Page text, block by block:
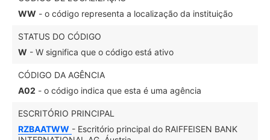
WW - o código representa a localização da instituição
STATUS DO CÓDIGO
W - W significa que o código está ativo
CÓDIGO DA AGÊNCIA
A02 - o código indica que esta é uma agência
ESCRITÓRIO PRINCIPAL
RZBAATWW - Escritório principal do RAIFFEISEN BANK